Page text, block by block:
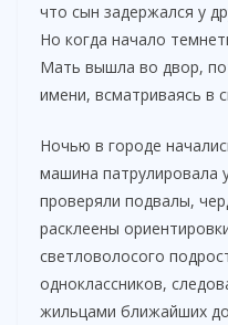
что сын задержался у
Но когда начало
Мать вышла во двор,
имени, всматриваясь в
Ночью в городе
машина патрулировала
проверяли подвалы,
расклеены
светловолосого
одноклассников,
жильцами ближайших